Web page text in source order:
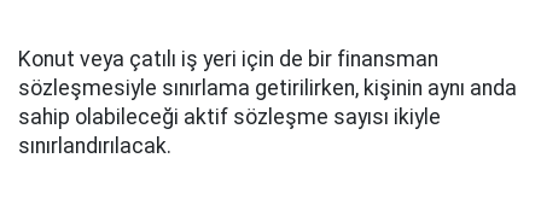
Konut veya çatılı iş yeri için de bir finansman
sözleşmesiyle sınırlama getirilirken, kişinin aynı anda
sahip olabileceği aktif sözleşme sayısı ikiyle
sınırlandırılacak.